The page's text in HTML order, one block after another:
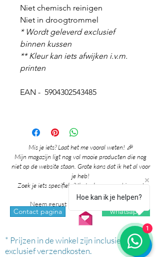
Niet chemisch reinigen
Niet in droogtrommel
* Wordt geleverd exclusief
binnen kussen
** Kleur kan iets afwijken i.v.m.
printen
EAN - 5904302543485
Mis je iets? Laat het me vooral weten! 🎉
Mijn magazijn ligt nog vol mooie producten die nog
niet op de website staan. Grote kans dat ik het al voor
je heb!
Zoek je iets specifieks? Ik denk graag met je mee!
Neem gerust contact met me op via:
Contact pagina whatsapp
* Prijzen in de winkel zijn inclusief btw en
exclusief verzendkosten.
Hoe kan ik je helpen?
1